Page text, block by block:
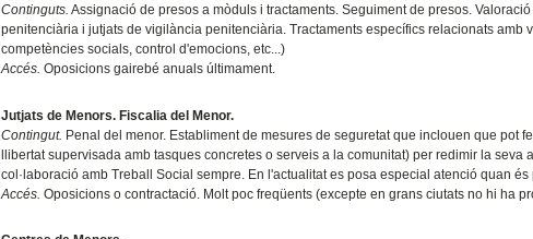
Continguts. Assignació de presos a mòduls i tractaments. Seguiment de presos.
penitenciària i jutjats de vigilància penitenciària. Tractaments específics relacionats
competències socials, control d'emocions, etc...)
Accés. Oposicions gairebé anuals últimament.
Jutjats de Menors. Fiscalia del Menor.
Contingut. Penal del menor. Establiment de mesures de seguretat que inclouen que pot
llibertat supervisada amb tasques concretes o serveis a la comunitat) per redimir la
col·laboració amb Treball Social sempre. En l'actualitat es posa especial atenció quan
Accés. Oposicions o contractació. Molt poc freqüents (excepte en grans ciutats no hi ha